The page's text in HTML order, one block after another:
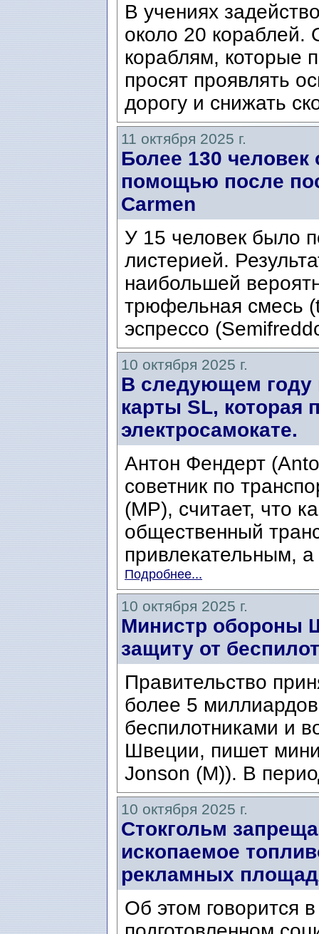
В учениях
около 20
кораблям, которые
просят проявлять
дорогу и снижать
11 октября 2025 г.
Более 130 человек
помощью после
Carmen
У 15 человек было
листерией.
наибольшей
трюфельная смесь
эспрессо
10 октября 2025 г.
В следующем году
карты SL, которая
электросамокате.
Антон Фендерт
советник по
(MP), считает, что
общественный
привлекательным,
Подробнее...
10 октября 2025 г.
Министр обороны
защиту от
Правительство
более 5
беспилотниками и
Швеции, пишет
Jonson (M)). В
10 октября 2025 г.
Стокгольм
ископаемое
рекламных
Об этом говорится